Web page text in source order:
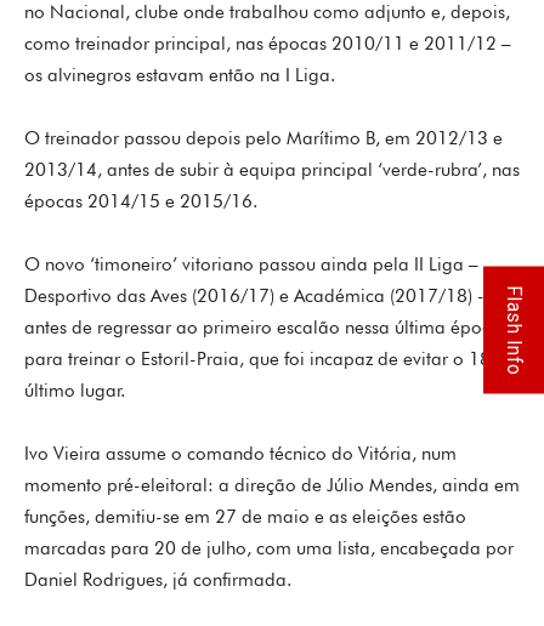
no Nacional, clube onde trabalhou como adjunto e, depois,
como treinador principal, nas épocas 2010/11 e 2011/12 –
os alvinegros estavam então na I Liga.
O treinador passou depois pelo Marítimo B, em 2012/13 e
2013/14, antes de subir à equipa principal ‘verde-rubra’, nas
épocas 2014/15 e 2015/16.
O novo ‘timoneiro’ vitoriano passou ainda pela II Liga –
Desportivo das Aves (2016/17) e Académica (2017/18) -,
antes de regressar ao primeiro escalão nessa última época
para treinar o Estoril-Praia, que foi incapaz de evitar o 18.º e
último lugar.
Ivo Vieira assume o comando técnico do Vitória, num
momento pré-eleitoral: a direção de Júlio Mendes, ainda em
funções, demitiu-se em 27 de maio e as eleições estão
marcadas para 20 de julho, com uma lista, encabeçada por
Daniel Rodrigues, já confirmada.
Flash Info